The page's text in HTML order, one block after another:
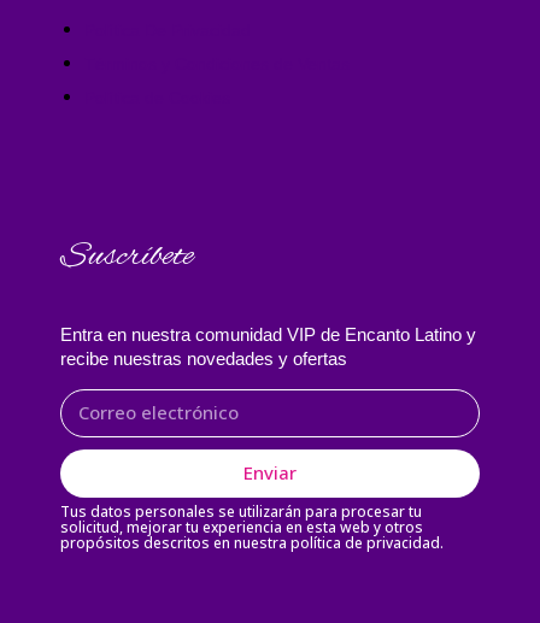
Suscríbete
Entra en nuestra comunidad VIP de Encanto Latino y
recibe nuestras novedades y ofertas
Enviar
Tus datos personales se utilizarán para procesar tu
solicitud, mejorar tu experiencia en esta web y otros
propósitos descritos en nuestra política de privacidad.